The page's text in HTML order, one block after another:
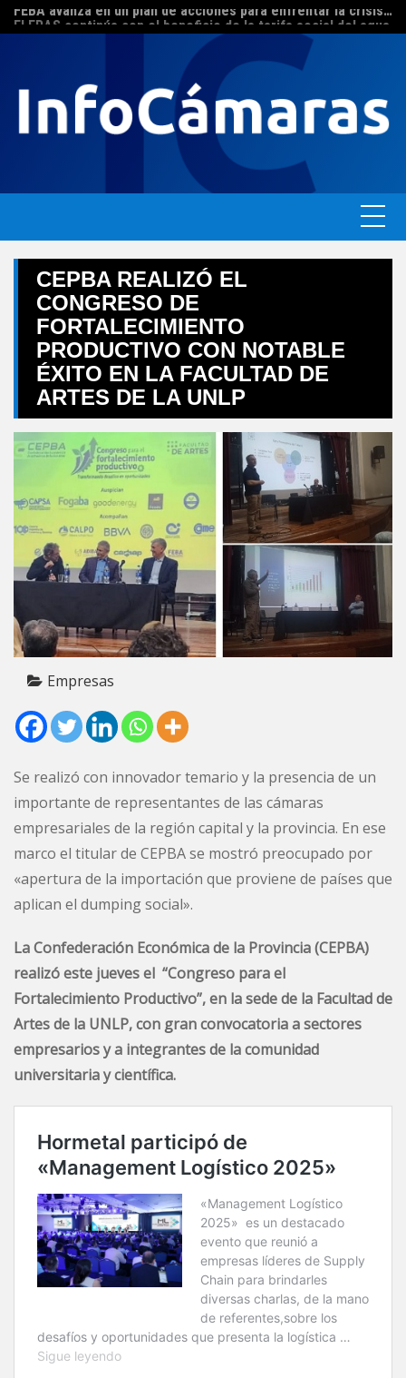
Skip
to
El ERAS continúa con el beneficio de la tarifa social del agua
CEPBA REALIZÓ EL
CONGRESO DE
FORTALECIMIENTO
PRODUCTIVO CON NOTABLE
ÉXITO EN LA FACULTAD DE
ARTES DE LA UNLP
Empresas
Se realizó con innovador temario y la presencia de un
importante de representantes de las cámaras
empresariales de la región capital y la provincia. En ese
marco el titular de CEPBA se mostró preocupado por
«apertura de la importación que proviene de países que
aplican el dumping social».
La Confederación Económica de la Provincia (CEPBA)
realizó este jueves el “Congreso para el
Fortalecimiento Productivo”, en la sede de la Facultad de
Artes de la UNLP, con gran convocatoria a sectores
empresarios y a integrantes de la comunidad
universitaria y científica.